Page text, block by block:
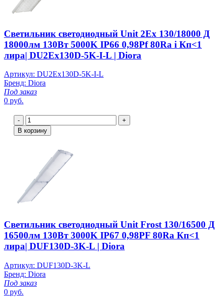
Светильник светодиодный Unit 2Ex 130/18000 Д
18000лм 130Вт 5000K IP66 0,98Pf 80Ra i Кп<1
лира| DU2Ex130D-5K-I-L | Diora
Артикул: DU2Ex130D-5K-I-L
Бренд: Diora
Под заказ
0 руб.
-
+
В корзину
Светильник светодиодный Unit Frost 130/16500 Д
16500лм 130Вт 3000K IP67 0,98PF 80Ra Кп<1
лира| DUF130D-3K-L | Diora
Артикул: DUF130D-3K-L
Бренд: Diora
Под заказ
0 руб.